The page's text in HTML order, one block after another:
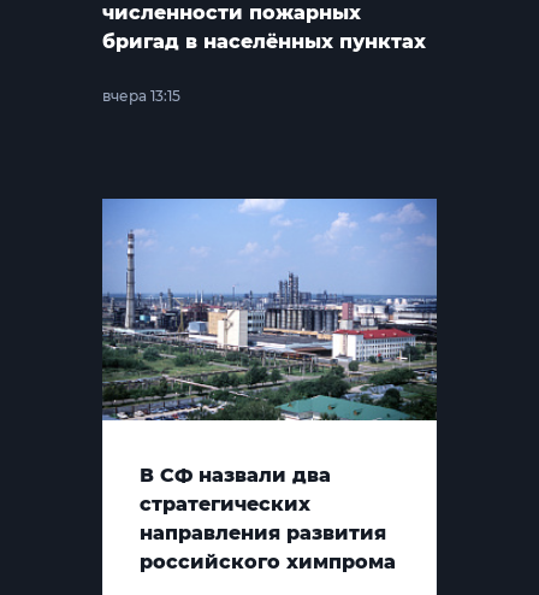
численности пожарных
бригад в населённых пунктах
вчера 13:15
В СФ назвали два
стратегических
направления развития
российского химпрома